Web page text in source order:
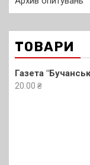
ТОВАРИ
Газета
20.00 ₴